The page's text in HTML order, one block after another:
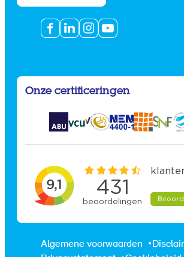
Onze certificeringen
Algemene voorwaarden